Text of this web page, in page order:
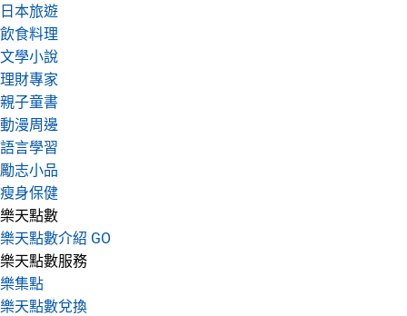
日本旅遊
飲食料理
文學小說
理財專家
親子童書
動漫周邊
語言學習
勵志小品
瘦身保健
樂天點數
樂天點數介紹 GO
樂天點數服務
樂集點
樂天點數兌換